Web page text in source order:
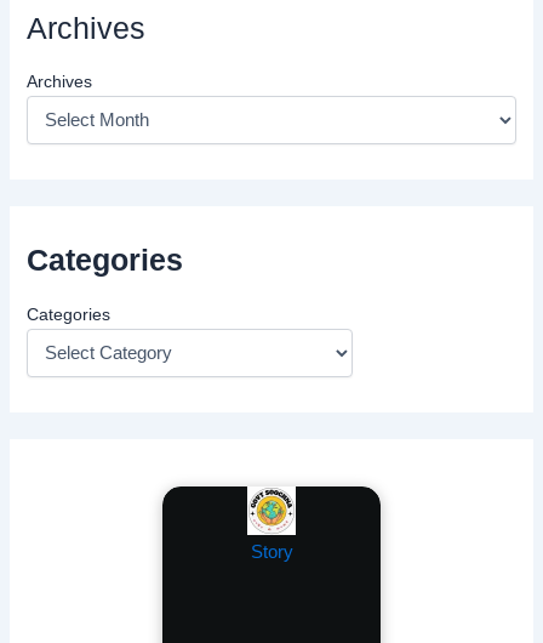
Archives
Archives
Categories
Categories
Story